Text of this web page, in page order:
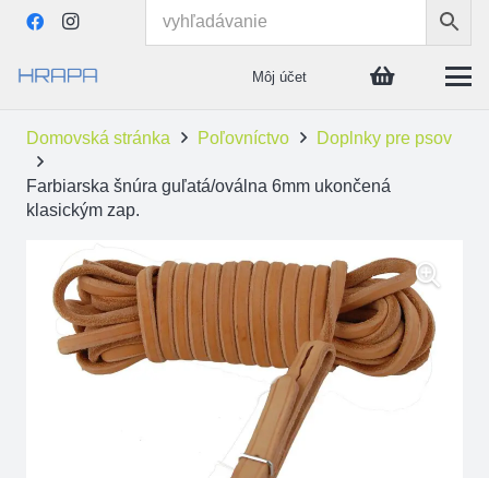
Môj účet
Domovská stránka Poľovníctvo Doplnky pre psov
Farbiarska šnúra guľatá/oválna 6mm ukončená
klasickým zap.